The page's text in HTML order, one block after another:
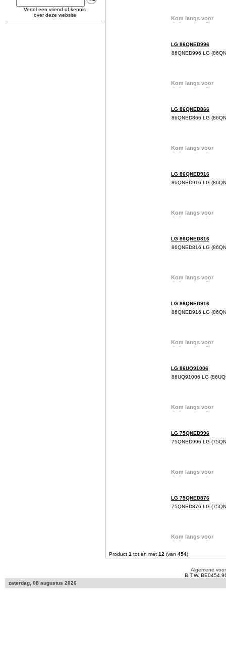
Vertel een vriend of kennis
over deze website
LG 86QNED996
86QNED996 LG
LG 86QNED866
86QNED866 LG
LG 86QNED916
86QNED916 LG
LG 86QNED816
86QNED816 LG
LG 86QNED916
86QNED916 LG
LG 86UQ91006
86UQ91006 LG
LG 75QNED996
75QNED996 LG
LG 75QNED876
75QNED876 LG
Product 1 tot en met 12 (van 454)
Algemene
B.T.W.
zaterdag, 08 augustus 2026